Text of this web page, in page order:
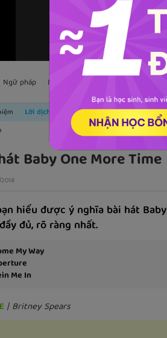
Ngữ pháp Mẫu câu
Lời dịch
Baby One More Time
hiểu được ý nghĩa bài hát
đủ, rõ ràng nhất.
My Way
Me In
| Britney Spears